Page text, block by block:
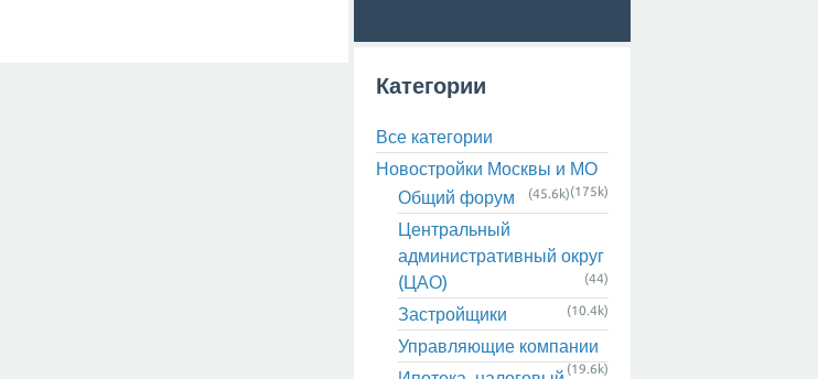
Категории
Все категории
Новостройки Москвы и МО
(175k)
Общий форум (45.6k)
Центральный
административный округ
(ЦАО)
(44)
Застройщики (10.4k)
Управляющие компании
(19.6k)